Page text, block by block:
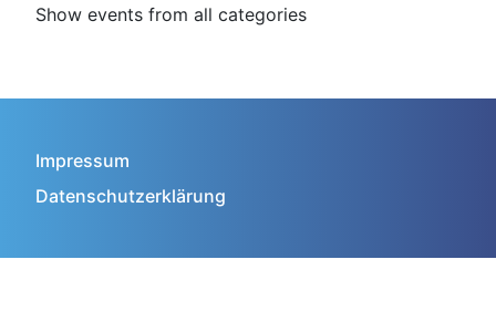
Show events from all categories
Impressum
Datenschutzerklärung